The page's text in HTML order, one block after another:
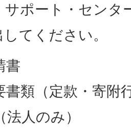
サポート・センタ
てください。
書
書類（定款・寄附
人のみ）